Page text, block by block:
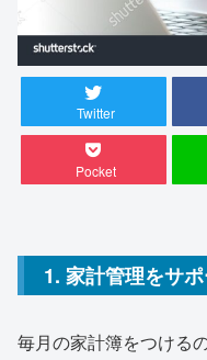
Twitter
Pocket
1. 家計管理をサポ
毎月の家計簿をつける